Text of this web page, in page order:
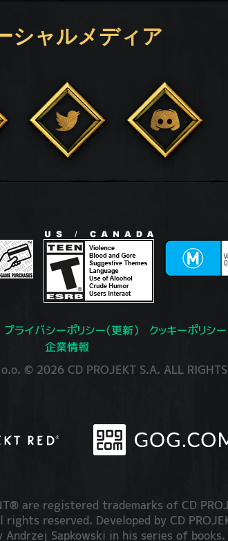
シャルメディア
プライバシーポリシー（更新） クッキーポリシー
企業情報
o.o. © 2026 CD PROJEKT S.A. ALL
are registered trademarks of CD
rights reserved. Developed by CD
Sapkowski in his series of